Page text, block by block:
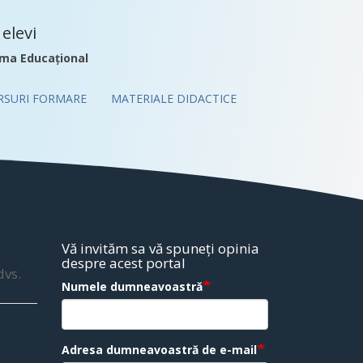
Educațional
FORMARE MATERIALE DIDACTICE
Vă invităm sa vă spuneți opinia
despre acest portal
Numele dumneavoastră
Adresa dumneavoastră de e-mail